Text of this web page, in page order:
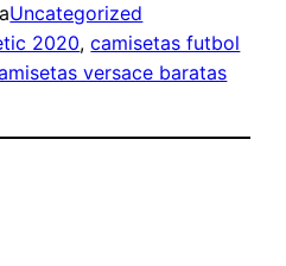
Uncategorized
2020, camisetas futbol
versace baratas